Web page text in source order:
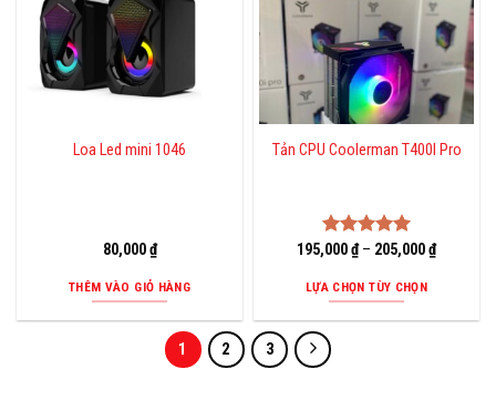
Loa Led mini 1046
80,000₫
THÊM VÀO GIỎ HÀNG
Tản CPU Coolerman T400I Pro
Được xếp
5 sao
195,000₫– 205,000₫
LỰA CHỌN TÙY CHỌN
1 2 3